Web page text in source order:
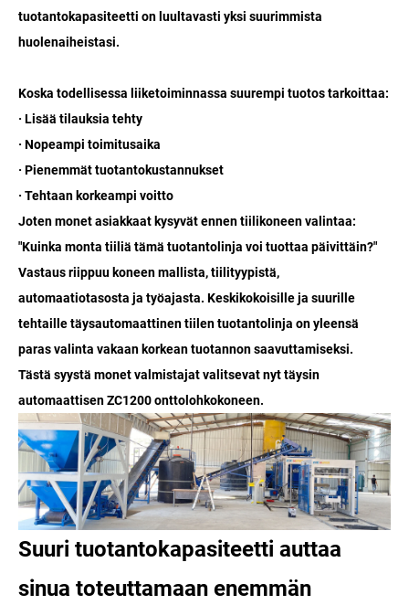
tuotantokapasiteetti on luultavasti yksi suurimmista
huolenaiheistasi.
Koska todellisessa liiketoiminnassa suurempi tuotos tarkoittaa:
· Lisää tilauksia tehty
· Nopeampi toimitusaika
· Pienemmät tuotantokustannukset
· Tehtaan korkeampi voitto
Joten monet asiakkaat kysyvät ennen tiilikoneen valintaa:
"Kuinka monta tiiliä tämä tuotantolinja voi tuottaa päivittäin?"
Vastaus riippuu koneen mallista, tiilityypistä,
automaatiotasosta ja työajasta. Keskikokoisille ja suurille
tehtaille täysautomaattinen tiilen tuotantolinja on yleensä
paras valinta vakaan korkean tuotannon saavuttamiseksi.
Tästä syystä monet valmistajat valitsevat nyt täysin
automaattisen ZC1200 onttolohkokoneen.
Suuri tuotantokapasiteetti auttaa
sinua toteuttamaan enemmän